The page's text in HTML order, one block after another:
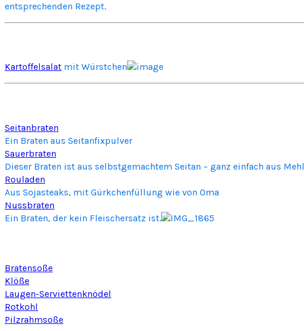
entsprechenden Rezept.
Kartoffelsalat mit Würstchen
Seitanbraten
Ein Braten aus Seitanfixpulver
Sauerbraten
Dieser Braten ist aus selbstgemachtem Seitan – ganz einfach aus Mehl
Rouladen
Aus Sojasteaks, mit Gürkchenfüllung wie von Oma
Nussbraten
Ein Braten, der kein Fleischersatz ist.
Bratensoße
Klöße
Laugen-Serviettenknödel
Rotkohl
Pilzrahmsoße